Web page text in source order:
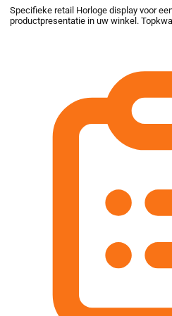
Specifieke retail Horloge display voor
productpresentatie in uw winkel.